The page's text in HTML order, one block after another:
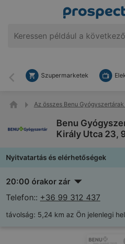
Vissza
Szupermarketek
Az összes Benu
Benu
Király Utca 23,
Nyitvatartás és elérhetőségek
20:00 órakor zár
Telefon:: +36 99 312 437
távolság: 5,24 km az Ön jelenlegi